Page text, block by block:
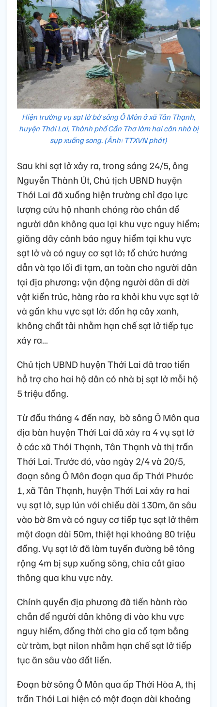
Hiện trường vụ sạt lở bờ sông Ô Môn ở xã Tân Thạnh,
huyện Thới Lai, Thành phố Cần Thơ làm hai căn nhà bị
sụp xuống song. (Ảnh: TTXVN phát)
Sau khi sạt lở xảy ra, trong sáng 24/5, ông
Nguyễn Thành Út, Chủ tịch UBND huyện
Thới Lai đã xuống hiện trường chỉ đạo lực
lượng cứu hộ nhanh chóng rào chắn để
người dân không qua lại khu vực nguy hiểm;
giăng dây cảnh báo nguy hiểm tại khu vực
sạt lở và có nguy cơ sạt lở; tổ chức hướng
dẫn và tạo lối đi tạm, an toàn cho người dân
tại địa phương; vận động người dân di dời
vật kiến trúc, hàng rào ra khỏi khu vực sạt lở
và gần khu vực sạt lở; đốn hạ cây xanh,
không chất tải nhằm hạn chế sạt lở tiếp tục
xảy ra…
Chủ tịch UBND huyện Thới Lai đã trao tiền
hỗ trợ cho hai hộ dân có nhà bị sạt lở mỗi hộ
5 triệu đồng.
Từ đầu tháng 4 đến nay, bờ sông Ô Môn qua
địa bàn huyện Thới Lai đã xảy ra 4 vụ sạt lở
ở các xã Thới Thạnh, Tân Thạnh và thị trấn
Thới Lai. Trước đó, vào ngày 2/4 và 20/5,
đoạn sông Ô Môn đoạn qua ấp Thới Phước
1, xã Tân Thạnh, huyện Thới Lai xảy ra hai
vụ sạt lở, sụp lún với chiều dài 130m, ăn sâu
vào bờ 8m và có nguy cơ tiếp tục sạt lở thêm
một đoạn dài 50m, thiệt hại khoảng 80 triệu
đồng. Vụ sạt lở đã làm tuyến đường bê tông
rộng 4m bị sụp xuống sông, chia cắt giao
thông qua khu vực này.
Chính quyền địa phương đã tiến hành rào
chắn để người dân không đi vào khu vực
nguy hiểm, đồng thời cho gia cố tạm bằng
cừ tràm, bạt nilon nhằm hạn chế sạt lở tiếp
tục ăn sâu vào đất liền.
Đoạn bờ sông Ô Môn qua ấp Thới Hòa A, thị
trấn Thới Lai hiện có một đoạn dài khoảng